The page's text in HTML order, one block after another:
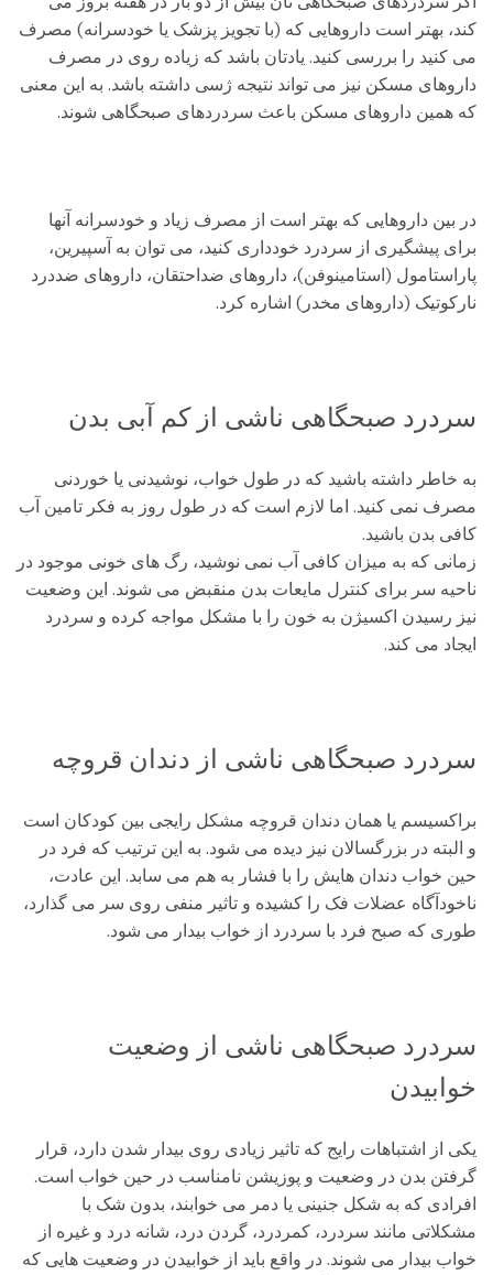
کند، بهتر است داروهایی که (با تجویز پزشک یا خودسرانه) مصرف
می کنید را بررسی کنید. یادتان باشد که زیاده روی در مصرف
داروهای مسکن نیز می تواند نتیجه ژسی داشته باشد. به این معنی
که همین داروهای مسکن باعث سردردهای صبحگاهی شوند.
در بین داروهایی که بهتر است از مصرف زیاد و خودسرانه آنها
برای پیشگیری از سردرد خودداری کنید، می توان به آسپیرین،
پاراستامول (استامینوفن)، داروهای ضداحتقان، داروهای ضددرد
نارکوتیک (داروهای مخدر) اشاره کرد.
سردرد صبحگاهی ناشی از کم آبی بدن
به خاطر داشته باشید که در طول خواب، نوشیدنی یا خوردنی
مصرف نمی کنید. اما لازم است که در طول روز به فکر تامین آب
کافی بدن باشید.
زمانی که به میزان کافی آب نمی نوشید، رگ های خونی موجود در
ناحیه سر برای کنترل مایعات بدن منقبض می شوند. این وضعیت
نیز رسیدن اکسیژن به خون را با مشکل مواجه کرده و سردرد
ایجاد می کند.
سردرد صبحگاهی ناشی از دندان قروچه
براکسیسم یا همان دندان قروچه مشکل رایجی بین کودکان است
و البته در بزرگسالان نیز دیده می شود. به این ترتیب که فرد در
حین خواب دندان هایش را با فشار به هم می سابد. این عادت،
ناخودآگاه عضلات فک را کشیده و تاثیر منفی روی سر می گذارد،
طوری که صبح فرد با سردرد از خواب بیدار می شود.
سردرد صبحگاهی ناشی از وضعیت
خوابیدن
یکی از اشتباهات رایج که تاثیر زیادی روی بیدار شدن دارد، قرار
گرفتن بدن در وضعیت و پوزیشن نامناسب در حین خواب است.
افرادی که به شکل جنینی یا دمر می خوابند، بدون شک با
مشکلاتی مانند سردرد، کمردرد، گردن درد، شانه درد و غیره از
خواب بیدار می شوند. در واقع باید از خوابیدن در وضعیت هایی که